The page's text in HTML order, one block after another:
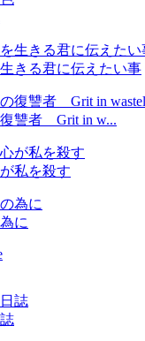
きる君に伝えたい事
讐者 Grit in w...
私を殺す
に